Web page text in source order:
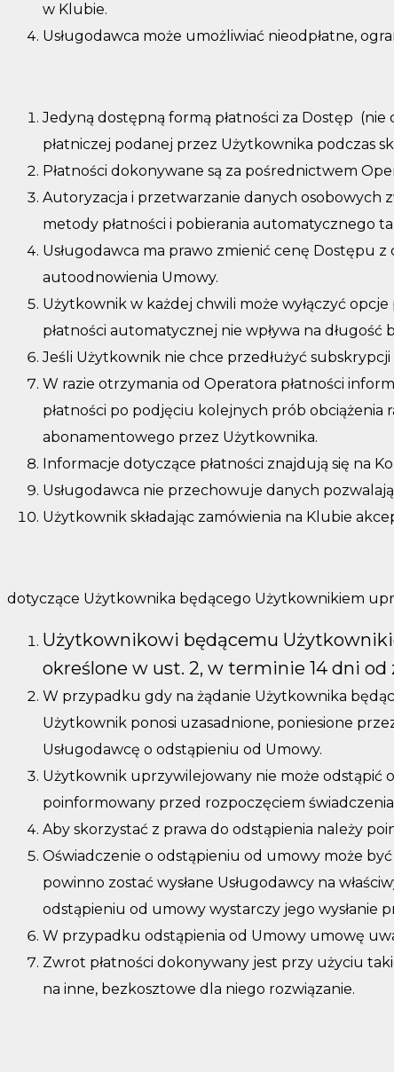
w Klubie.
Usługodawca może umożliwiać nieodpłatne,
Jedyną dostępną formą płatności za Dostęp
płatniczej podanej przez Użytkownika podczas
Płatności dokonywane są za pośrednictwem
Autoryzacja i przetwarzanie danych osobowych
metody płatności i pobierania automatycznego
Usługodawca ma prawo zmienić cenę Dostępu
autoodnowienia Umowy.
Użytkownik w każdej chwili może wyłączyć
płatności automatycznej nie wpływa na
Jeśli Użytkownik nie chce przedłużyć
W razie otrzymania od Operatora płatności
płatności po podjęciu kolejnych prób
abonamentowego przez Użytkownika.
Informacje dotyczące płatności znajdują się na
Usługodawca nie przechowuje danych
Użytkownik składając zamówienia na Klubie
dotyczące Użytkownika będącego Użytkownikiem
Użytkownikowi będącemu
określone w ust. 2, w terminie 14 dni od
W przypadku gdy na żądanie Użytkownika
Użytkownik ponosi uzasadnione, poniesione
Usługodawcę o odstąpieniu od Umowy.
Użytkownik uprzywilejowany nie może odstąpić
poinformowany przed rozpoczęciem
Aby skorzystać z prawa do odstąpienia należy
Oświadczenie o odstąpieniu od umowy może
powinno zostać wysłane Usługodawcy na
odstąpieniu od umowy wystarczy jego wysłanie
W przypadku odstąpienia od Umowy umowę
Zwrot płatności dokonywany jest przy użyciu
na inne, bezkosztowe dla niego rozwiązanie.